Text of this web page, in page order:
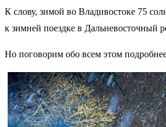
К слову, зимой во Владивостоке 75
к зимней поездке в Дальневосточный
Но поговорим обо всем этом